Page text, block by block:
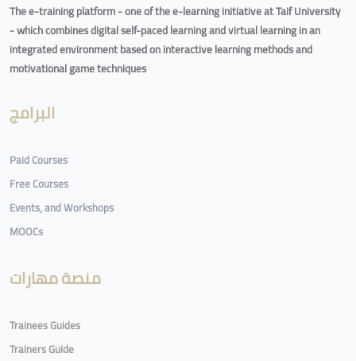
The e-training platform - one of the e-learning initiative at Taif University
- which combines digital self-paced learning and virtual learning in an
integrated environment based on interactive learning methods and
motivational game techniques
البرامج
Paid Courses
Free Courses
Events, and Workshops
MOOCs
منصة مهارات
Trainees Guides
Trainers Guide